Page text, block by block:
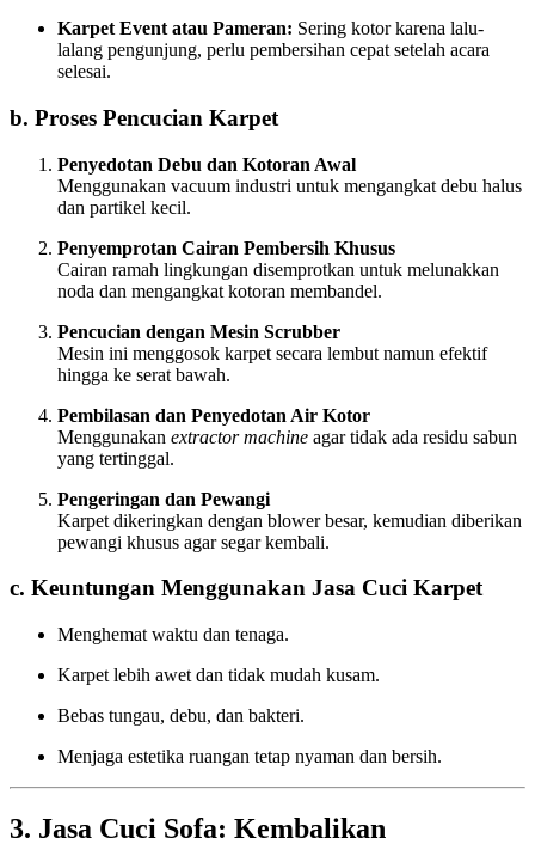
Karpet Event atau Pameran: Sering kotor karena lalu-
lalang pengunjung, perlu pembersihan cepat setelah acara
selesai.
b. Proses Pencucian Karpet
Penyedotan Debu dan Kotoran Awal
Menggunakan vacuum industri untuk mengangkat debu halus
dan partikel kecil.
Penyemprotan Cairan Pembersih Khusus
Cairan ramah lingkungan disemprotkan untuk melunakkan
noda dan mengangkat kotoran membandel.
Pencucian dengan Mesin Scrubber
Mesin ini menggosok karpet secara lembut namun efektif
hingga ke serat bawah.
Pembilasan dan Penyedotan Air Kotor
Menggunakan extractor machine agar tidak ada residu sabun
yang tertinggal.
Pengeringan dan Pewangi
Karpet dikeringkan dengan blower besar, kemudian diberikan
pewangi khusus agar segar kembali.
c. Keuntungan Menggunakan Jasa Cuci Karpet
Menghemat waktu dan tenaga.
Karpet lebih awet dan tidak mudah kusam.
Bebas tungau, debu, dan bakteri.
Menjaga estetika ruangan tetap nyaman dan bersih.
3. Jasa Cuci Sofa: Kembalikan